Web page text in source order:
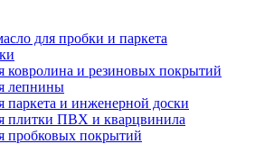
для пробки и паркета
ковролина и резиновых покрытий
лепнины
паркета и инженерной доски
плитки ПВХ и кварцвинила
пробковых покрытий